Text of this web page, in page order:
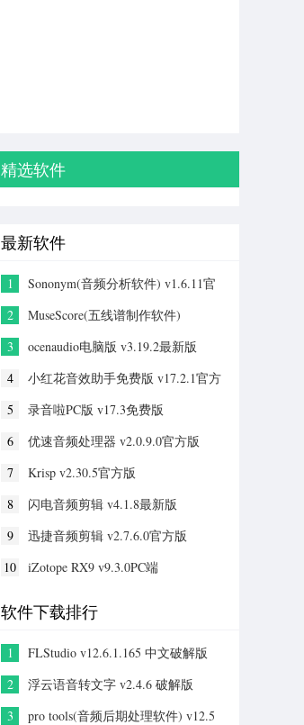
精选软件
最新软件
1
Sononym(音频分析软件) v1.6.11官
2
MuseScore(五线谱制作软件)
3
ocenaudio电脑版 v3.19.2最新版
4
小红花音效助手免费版 v17.2.1官方
5
录音啦PC版 v17.3免费版
6
优速音频处理器 v2.0.9.0官方版
7
Krisp v2.30.5官方版
8
闪电音频剪辑 v4.1.8最新版
9
迅捷音频剪辑 v2.7.6.0官方版
10
iZotope RX9 v9.3.0PC端
软件下载排行
1
FLStudio v12.6.1.165 中文破解版
2
浮云语音转文字 v2.4.6 破解版
3
pro tools(音频后期处理软件) v12.5